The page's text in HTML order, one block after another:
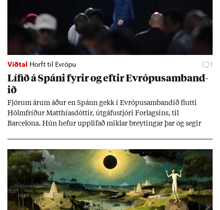
Viðtal Horft til Evrópu 1
Líf­ið á Spáni fyr­ir og eft­ir Evr­ópu­sam­band­
ið
Fjór­um ár­um áð­ur en Spánn gekk í Evr­ópu­sam­band­ið flutti
Hólm­fríð­ur Matth­ías­dótt­ir, út­gáfu­stjóri For­lags­ins, til
Barcelona. Hún hef­ur upp­lif­að mikl­ar breyt­ing­ar þar og seg­ir
jafnt sem styrkj­um til menn­ing­ar­mála. Þá hafi katalónsk­an hlot­
ið með­byr.